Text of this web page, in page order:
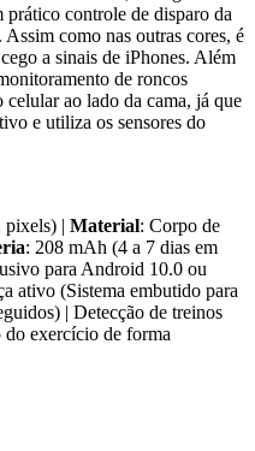
controle de disparo da
como nas outras cores, é
a sinais de iPhones. Além
de roncos
celular ao lado da cama, já que
e utiliza os sensores do
| Material: Corpo de
: 208 mAh (4 a 7 dias em
para Android 10.0 ou
ativo (Sistema embutido para
| Detecção de treinos
exercício de forma